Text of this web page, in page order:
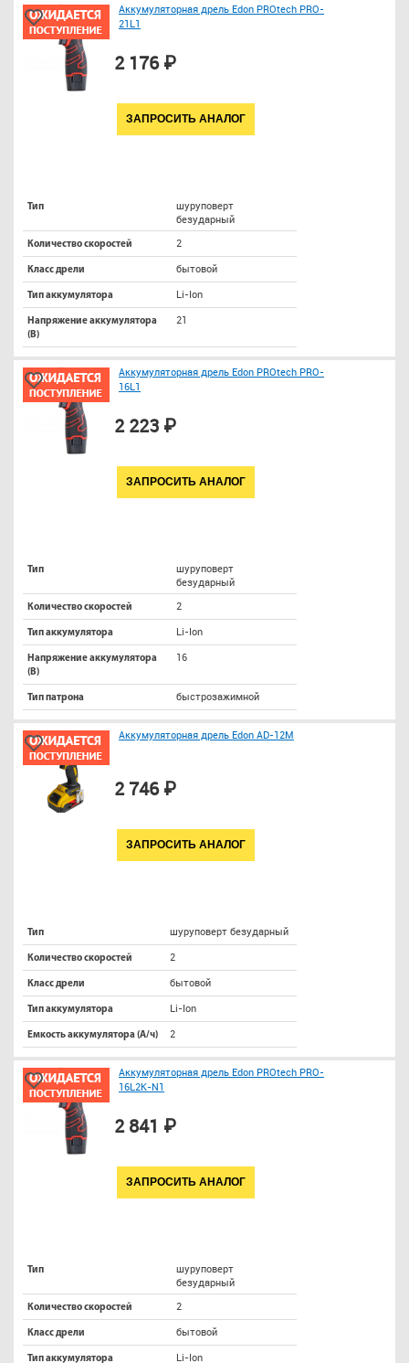
Аккумуляторная дрель Edon PROtech PRO-
21L1
2 176 ₽
ЗАПРОСИТЬ АНАЛОГ
Тип
шуруповерт
безударный
Количество скоростей 2
Класс дрели бытовой
Тип аккумулятора Li-Ion
Напряжение аккумулятора
(В)
21
Аккумуляторная дрель Edon PROtech PRO-
16L1
2 223 ₽
ЗАПРОСИТЬ АНАЛОГ
Тип
шуруповерт
безударный
Количество скоростей 2
Тип аккумулятора Li-Ion
Напряжение аккумулятора
(В)
16
Тип патрона быстрозажимной
Аккумуляторная дрель Edon AD-12M
2 746 ₽
ЗАПРОСИТЬ АНАЛОГ
Тип шуруповерт безударный
Количество скоростей 2
Класс дрели бытовой
Тип аккумулятора Li-Ion
Емкость аккумулятора (А/ч) 2
Аккумуляторная дрель Edon PROtech PRO-
16L2K-N1
2 841 ₽
ЗАПРОСИТЬ АНАЛОГ
Тип
шуруповерт
безударный
Количество скоростей 2
Класс дрели бытовой
Тип аккумулятора Li-Ion